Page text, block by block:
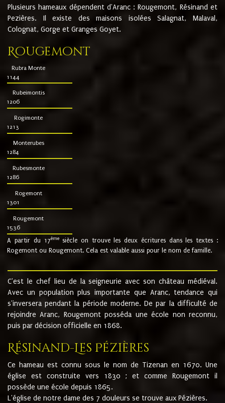
Plusieurs hameaux dépendent d'Aranc : Rougemont, Résinand et
Pezières. Il existe des maisons isolées Salagnat, Malaval,
Colognat, Gorge et Granges Goyet.
Rougemont
Rubra Monte
1144
Rubeimontis
1206
Rogimonte
1213
Monterubes
1284
Rubesmonte
1286
Rogemont
1301
Rougemont
1536
A partir du 17ème siècle on trouve les deux écritures dans les textes :
Rogemont ou Rougemont. Cela est valable aussi pour le nom de famille.
C'est le chef lieu de la seigneurie avec son château médiéval.
Avec un population plus importante que Aranc, tendance qui
s'inversera pendant la période moderne. De par la difficulté de
rejoindre Aranc, Rougemont posséda une école non reconnu,
puis par décision officielle en 1868.
Résinand-Les Pézières
Ce hameau est connu sous le nom de Tizenan en 1670. Une
église est construite vers 1830 ; et comme Rougemont il
possède une école depuis 1865.
L'église de notre dame des 7 douleurs se trouve aux Pézières.